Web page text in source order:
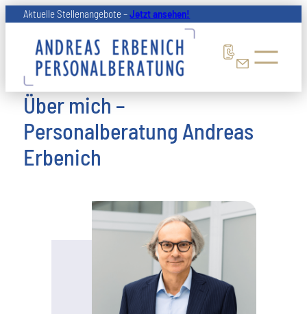
Inhalt
springen
Aktuelle Stellenangebote –Jetzt ansehen!
Über mich –
Personalberatung Andreas
Erbenich